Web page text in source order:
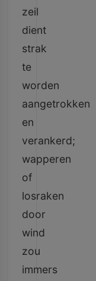
zeil
dient
strak
te
worden
aangetrokken
en
verankerd;
wapperen
of
losraken
door
wind
zou
immers